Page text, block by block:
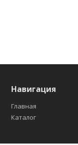
Навигация
Главная
Каталог